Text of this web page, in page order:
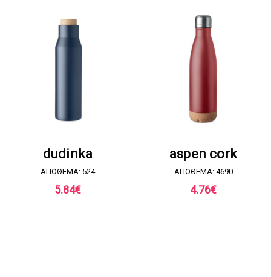
dudinka
ΑΠΟΘΕΜΑ: 524
5.84€
aspen cork
ΑΠΟΘΕΜΑ: 4690
4.76€